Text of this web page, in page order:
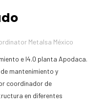
Metalsa México
e I4.0 planta Apodaca.
mantenimiento y
coordinador de
en diferentes
de WCM enfocado
impartido por